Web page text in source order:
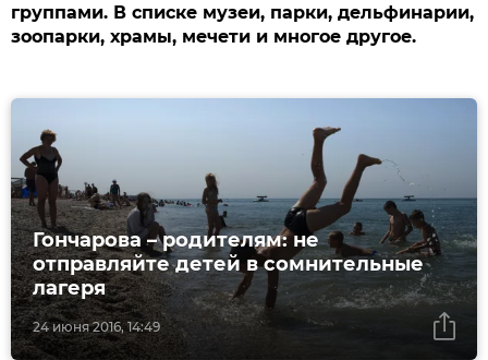
группами. В списке музеи, парки, дельфинарии,
зоопарки, храмы, мечети и многое другое.
24 июня 2016, 14:49
Гончарова – родителям: не
отправляйте детей в сомнительные
лагеря